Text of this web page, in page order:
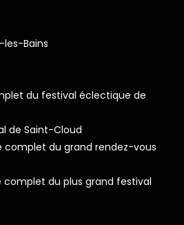
les-Bains
du festival éclectique de
de Saint-Cloud
complet du grand rendez-vous
complet du plus grand festival